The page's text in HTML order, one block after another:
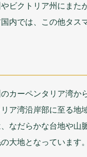
やビクトリア州 にまた
国内では、この他タス
のカーペンタリア湾か
ア湾沿岸部に至る地
なだらかな台地や山
の大地となっています。